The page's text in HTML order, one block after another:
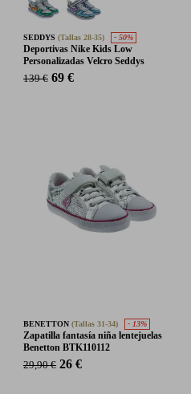
SEDDYS (Tallas 28-35) - 50%
Deportivas Nike Kids Low
Personalizadas Velcro Seddys
139 € 69 €
BENETTON (Tallas 31-34) - 13%
Zapatilla fantasía niña lentejuelas
Benetton BTK110112
29,90 € 26 €